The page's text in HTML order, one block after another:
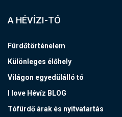
A HÉVÍZI-TÓ
Fürdőtörténelem
Különleges élőhely
Világon egyedülálló tó
I love Hévíz BLOG
Tófürdő árak és nyitvatartás